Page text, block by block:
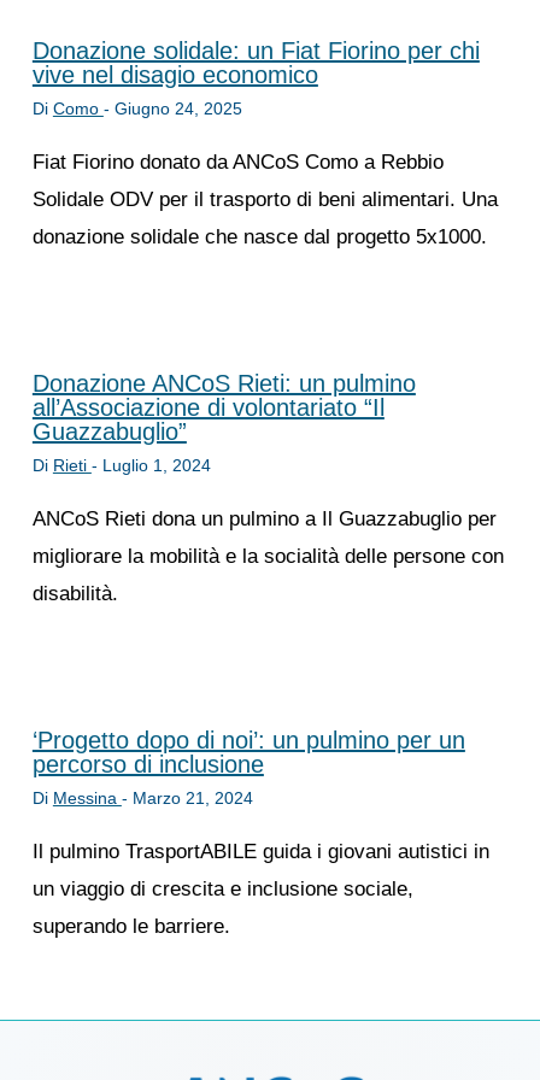
Donazione solidale: un Fiat Fiorino per chi
vive nel disagio economico
Di Como - Giugno 24, 2025
Fiat Fiorino donato da ANCoS Como a Rebbio
Solidale ODV per il trasporto di beni alimentari. Una
donazione solidale che nasce dal progetto 5x1000.
Donazione ANCoS Rieti: un pulmino
all’Associazione di volontariato “Il
Guazzabuglio”
Di Rieti - Luglio 1, 2024
ANCoS Rieti dona un pulmino a Il Guazzabuglio per
migliorare la mobilità e la socialità delle persone con
disabilità.
‘Progetto dopo di noi’: un pulmino per un
percorso di inclusione
Di Messina - Marzo 21, 2024
Il pulmino TrasportABILE guida i giovani autistici in
un viaggio di crescita e inclusione sociale,
superando le barriere.